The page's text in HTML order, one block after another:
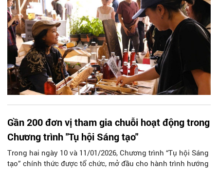
Gần 200 đơn vị tham gia chuỗi hoạt động trong
Chương trình "Tụ hội Sáng tạo"
Trong hai ngày 10 và 11/01/2026, Chương trình “Tụ hội Sáng
tạo” chính thức được tổ chức, mở đầu cho hành trình hướng